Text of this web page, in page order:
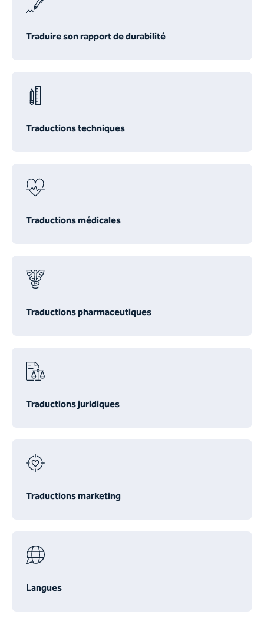
Traduire son rapport de durabilité
Traductions techniques
Traductions médicales
Traductions pharmaceutiques
Traductions juridiques
Traductions marketing
Langues